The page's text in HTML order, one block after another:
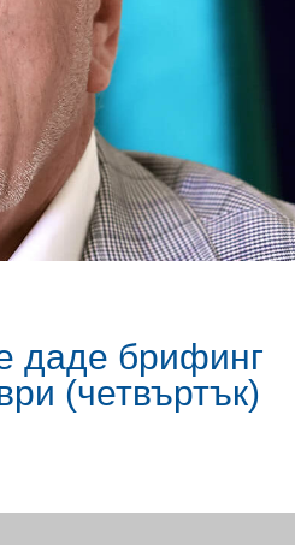
даде брифинг
(четвъртък)